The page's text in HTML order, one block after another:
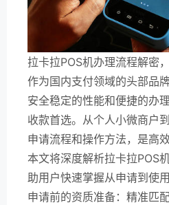
拉卡拉POS机办理流程解密
作为国内支付领域的头部品
安全稳定的性能和便捷的办
收款首选。从个人小微商户
申请流程和操作方法，是高
本文将深度解析拉卡拉POS
助用户快速掌握从申请到使
申请前的资质准备：精准匹